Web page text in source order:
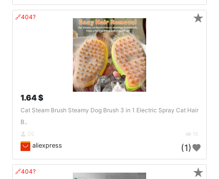
🔗404?
1.64 $
Cat Steam Brush Steamy Dog Brush 3 in 1 Electric Spray Cat Hair
B..
DE 16
aliexpress (1)
★
🔗404? ★